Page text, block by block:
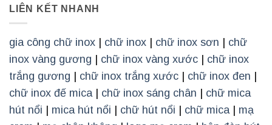
LIÊN KẾT NHANH
gia công chữ inox chữ inox chữ inox sơn
chữ
inox vàng gương
chữ inox vàng xước
chữ inox
trắng gương
chữ inox trắng xước chữ inox đen
chữ inox đế mica| chữ inox sáng chân
chữ mica
hút nổi
mica hút nổi chữ hút nổi chữ mica| mạ